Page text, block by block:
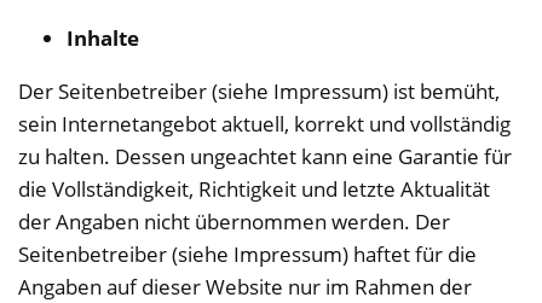
Inhalte
Der Seitenbetreiber (siehe Impressum) ist bemüht,
sein Internetangebot aktuell, korrekt und vollständig
zu halten. Dessen ungeachtet kann eine Garantie für
die Vollständigkeit, Richtigkeit und letzte Aktualität
der Angaben nicht übernommen werden. Der
Seitenbetreiber (siehe Impressum) haftet für die
Angaben auf dieser Website nur im Rahmen der